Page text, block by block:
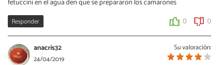
Responder 0 0
Su valoración:
anacris32
24/04/2019